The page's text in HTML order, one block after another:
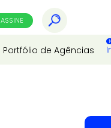
ASSINE
Portfólio de Agências